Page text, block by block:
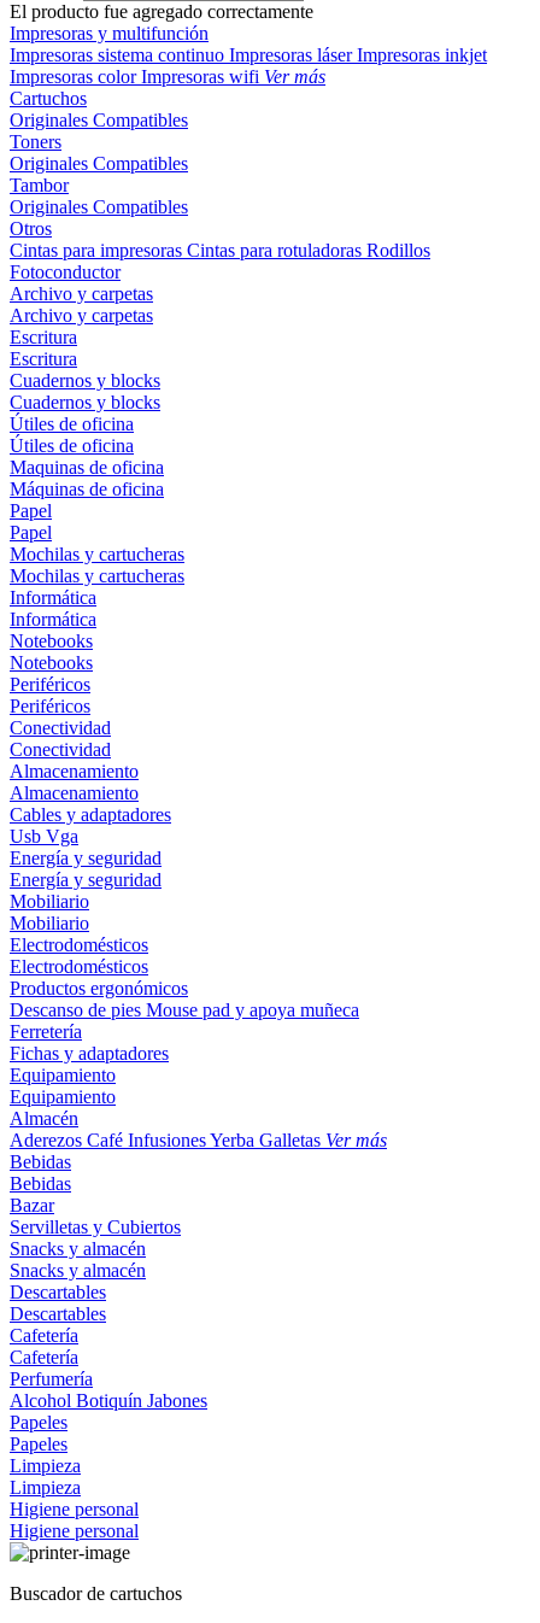
El producto fue agregado correctamente
Impresoras y multifunción
Impresoras sistema continuo Impresoras láserImpresoras inkjet
Impresoras colorImpresoras wifi Ver más
Cartuchos
Originales Compatibles
Toners
Originales Compatibles
Tambor
Originales Compatibles
Otros
Cintas para impresoras Cintas para rotuladoras Rodillos
Fotoconductor
Archivo y carpetas
Archivo y carpetas
Escritura
Escritura
Cuadernos y blocks
Cuadernos y blocks
Útiles de oficina
Útiles de oficina
Maquinas de oficina
Máquinas de oficina
Papel
Papel
Mochilas y cartucheras
Mochilas y cartucheras
Informática
Informática
Notebooks
Notebooks
Periféricos
Periféricos
Conectividad
Conectividad
Almacenamiento
Almacenamiento
Cables y adaptadores
Usb Vga
Energía y seguridad
Energía y seguridad
Mobiliario
Mobiliario
Electrodomésticos
Electrodomésticos
Productos ergonómicos
Descanso de pies Mouse pad y apoya muñeca
Ferretería
Fichas y adaptadores
Equipamiento
Equipamiento
Almacén
Aderezos Café InfusionesYerba Galletas Ver más
Bebidas
Bebidas
Bazar
Servilletas y Cubiertos
Snacks y almacén
Snacks y almacén
Descartables
Descartables
Cafetería
Cafetería
Perfumería
Alcohol Botiquín Jabones
Papeles
Papeles
Limpieza
Limpieza
Higiene personal
Higiene personal
Buscador de cartuchos